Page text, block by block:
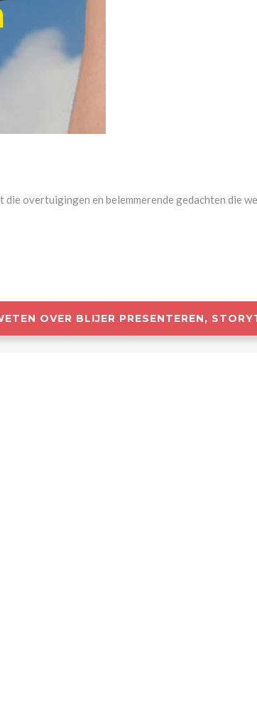
overtuigingen en belemmerende gedachten die
OVER BLIJER PRESENTEREN,